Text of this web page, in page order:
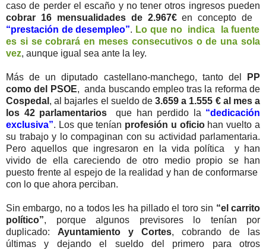
caso de perder el escaño y no tener otros ingresos pueden
cobrar 16 mensualidades de 2.967€en concepto de
“prestación de desempleo”. Lo que no indica la fuente
es si se cobrará en meses consecutivos o de una sola
vez, aunque igual sea ante la ley.
Más de un diputado castellano-manchego, tanto del
PP
como del PSOE, anda buscando empleo tras la reforma de
Cospedal , al bajarles el sueldo de 3.659 a 1.555 € al mes a
los 42 parlamentarios que han perdido la “dedicación
exclusiva”. Los que tenían profesión u oficiohan vuelto a
su trabajo y lo compaginan con su actividad parlamentaria.
Pero aquellos que ingresaron en la vida política y han
vivido de ella careciendo de otro medio propio se han
puesto frente al espejo de la realidad y han de conformarse
con lo que ahora perciban.
Sin embargo, no a todos les ha pillado el toro sin “el carrito
político”, porque algunos previsores lo tenían por
duplicado: Ayuntamiento y Cortes, cobrando de las
últimas y dejando el sueldo del primero para otros